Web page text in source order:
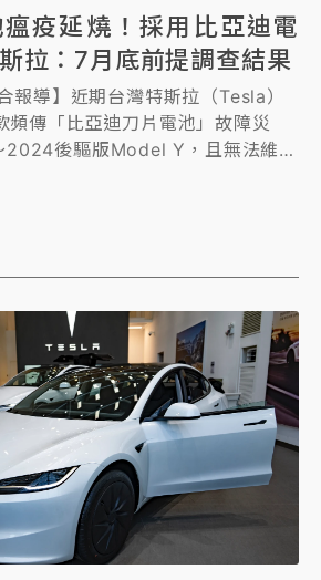
疫延燒！採用比亞迪電
拉：7月底前提調查結果
報導】近期台灣特斯拉（Tesla）
傳「比亞迪刀片電池」故障災
後驅版Model Y，且無法維
廠保固更換，但待料需時超過一個
待修，甚至傳出已有二手車商拒絕
心（車安中心）介入調查後，確認
供應商展開釐清。